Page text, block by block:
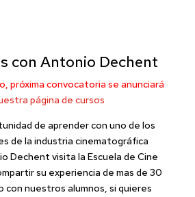
con Antonio Dechent
próxima convocatoria se anunciará
página de cursos
de aprender con uno de los
de la industria cinematográfica
Dechent visita la Escuela de Cine
su experiencia de mas de 30
con nuestros alumnos, si quieres